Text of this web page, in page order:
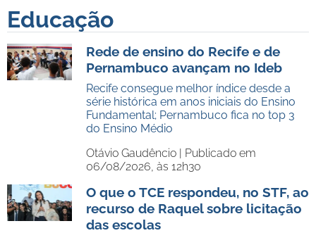
Educação
Rede de ensino do Recife e de
Pernambuco avançam no Ideb
Recife consegue melhor índice desde a
série histórica em anos iniciais do Ensino
Fundamental; Pernambuco fica no top 3
do Ensino Médio
Otávio Gaudêncio | Publicado em
06/08/2026, às 12h30
O que o TCE respondeu, no STF, ao
recurso de Raquel sobre licitação
das escolas